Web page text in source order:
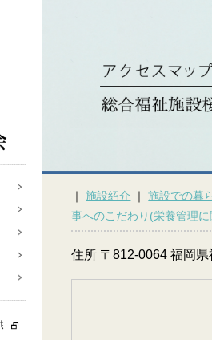
｜施設紹介 ｜施設での暮
事へのこだわり(栄養管理
住所 〒812-0064 福岡